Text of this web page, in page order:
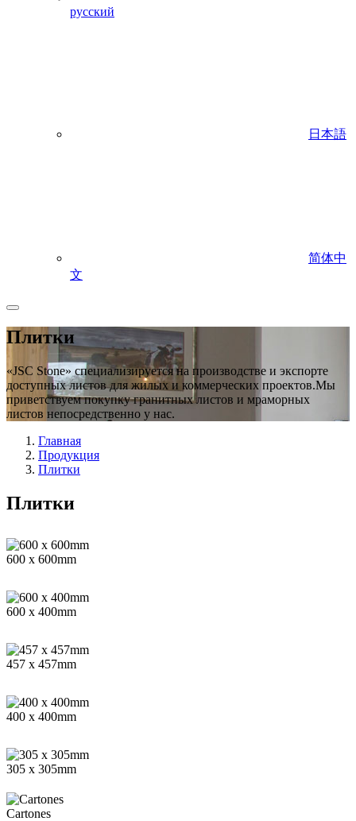
русский
日本語
简体中
文
Плитки
«JSC Stone» специализируется на производстве и экспорте
доступных листов для жилых и коммерческих проектов.Мы
приветствуем покупку гранитных листов и мраморных
листов непосредственно у нас.
Главная
Продукция
Плитки
Плитки
600 x 600mm
600 x 400mm
457 x 457mm
400 x 400mm
305 x 305mm
Cartones